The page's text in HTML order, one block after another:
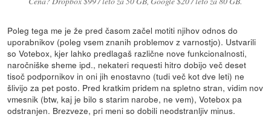
Poleg tega me je že pred časom začel motiti njihov odnos do
uporabnikov (poleg vsem znanih problemov z varnostjo). Ustvarili
so Votebox, kjer lahko predlagaš različne nove funkcionalnosti,
naročniške sheme ipd., nekateri requesti hitro dobijo več deset
tisoč podpornikov in oni jih enostavno (tudi več kot dve leti) ne
šlivijo za pet posto. Pred kratkim pridem na spletno stran, vidim nov
vmesnik (btw, kaj je bilo s starim narobe, ne vem), Votebox pa
odstranjen. Brezveze, pri meni so dobili neodstranljiv minus.